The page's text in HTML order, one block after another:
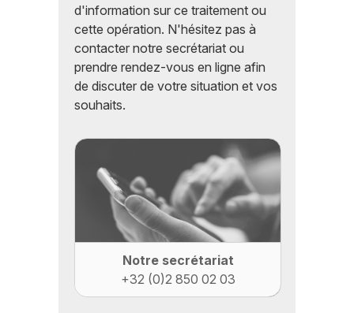
d'information sur ce traitement ou
cette opération. N'hésitez pas à
contacter notre secrétariat ou
prendre rendez-vous en ligne afin
de discuter de votre situation et vos
souhaits.
Notre secrétariat
+32 (0)2 850 02 03